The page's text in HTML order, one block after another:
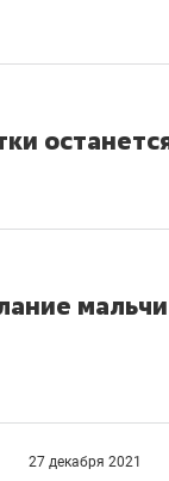
27 декабря 2021